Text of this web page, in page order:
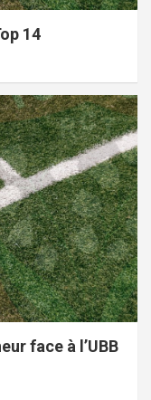
14
face à l’UBB